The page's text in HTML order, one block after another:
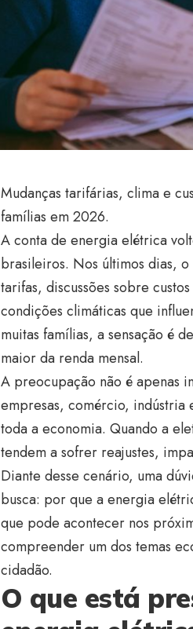
Mudanças tarifárias, clima e
famílias em 2026.
A conta de energia elétrica
brasileiros. Nos últimos dias,
tarifas, discussões sobre
condições climáticas que
muitas famílias, a sensação é
maior da renda mensal.
A preocupação não é apenas
empresas, comércio,
toda a economia. Quando a
tendem a sofrer reajustes,
Diante desse cenário, uma
busca: por que a energia
que pode acontecer nos
compreender um dos temas
cidadão.
O que está